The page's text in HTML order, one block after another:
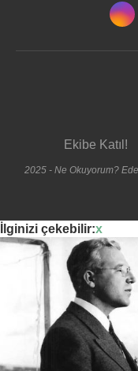
Ekibe Katıl!
2025 - Ne Okuyorum?
İlginizi çekebilir:x